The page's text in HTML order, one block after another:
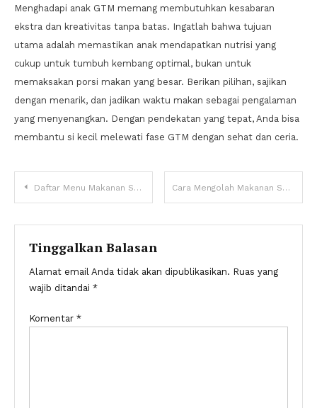
Menghadapi anak GTM memang membutuhkan kesabaran
ekstra dan kreativitas tanpa batas. Ingatlah bahwa tujuan
utama adalah memastikan anak mendapatkan nutrisi yang
cukup untuk tumbuh kembang optimal, bukan untuk
memaksakan porsi makan yang besar. Berikan pilihan, sajikan
dengan menarik, dan jadikan waktu makan sebagai pengalaman
yang menyenangkan. Dengan pendekatan yang tepat, Anda bisa
membantu si kecil melewati fase GTM dengan sehat dan ceria.
Navigasi
pos
Daftar Menu Makanan Sehat Sehari-hari untuk Jantung Lebih Kuat Cara Mengolah Makanan Sehat Tanpa Minyak: Tips Hidup Bebas Kolesterol
Tinggalkan Balasan
Alamat email Anda tidak akan dipublikasikan. Ruas yang
wajib ditandai *
Komentar *